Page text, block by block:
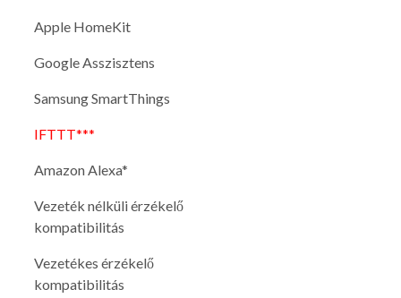
Apple HomeKit
Google Asszisztens
Samsung SmartThings
IFTTT***
Amazon Alexa*
Vezeték nélküli érzékelő
kompatibilitás
Vezetékes érzékelő
kompatibilitás